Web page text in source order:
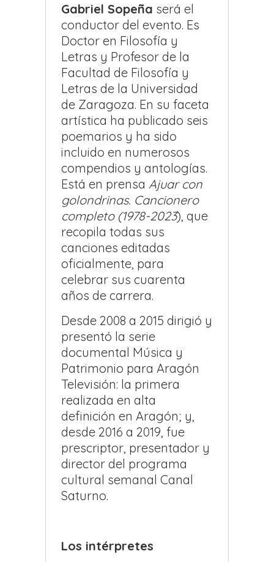
Gabriel Sopeña será el
conductor del evento. Es
Doctor en Filosofía y
Letras y Profesor de la
Facultad de Filosofía y
Letras de la Universidad
de Zaragoza. En su faceta
artística ha publicado seis
poemarios y ha sido
incluido en numerosos
compendios y antologías.
Está en prensa Ajuar con
golondrinas. Cancionero
completo (1978-2023), que
recopila todas sus
canciones editadas
oficialmente, para
celebrar sus cuarenta
años de carrera.
Desde 2008 a 2015 dirigió y
presentó la serie
documental Música y
Patrimonio para Aragón
Televisión: la primera
realizada en alta
definición en Aragón; y,
desde 2016 a 2019, fue
prescriptor, presentador y
director del programa
cultural semanal Canal
Saturno.
Los intérpretes